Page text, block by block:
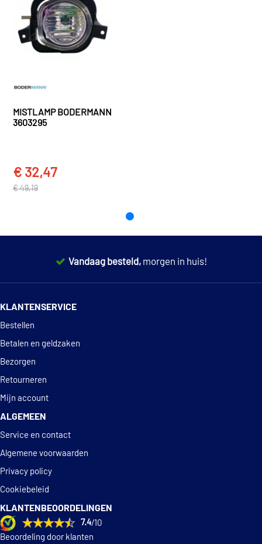
MISTLAMP BODERMANN
3603295
€ 32,47
€ 49,19
Vandaag besteld, morgen in huis!
KLANTENSERVICE
Bestellen
Betalen en geldzaken
Bezorgen
Retourneren
Mijn account
ALGEMEEN
Service en contact
Algemene voorwaarden
Privacy policy
Cookiebeleid
KLANTENBEOORDELINGEN
7.4/10
Beoordeling door klanten